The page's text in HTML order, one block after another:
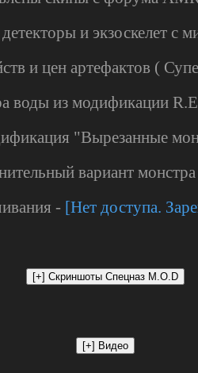
и экзоскелет с
и цен артефактов (
воды из модификации
"Вырезанные
вариант
- [Нет доступа.